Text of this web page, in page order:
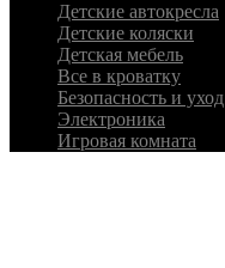
Детские автокресла
Детские коляски
Детская мебель
Все в кроватку
Безопасность и уход
Электроника
Игровая комната